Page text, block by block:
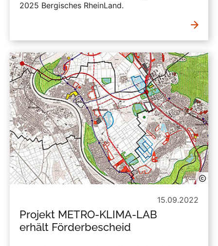
2025 Bergisches RheinLand.
15.09.2022
Projekt METRO-KLIMA-LAB
erhält Förderbescheid